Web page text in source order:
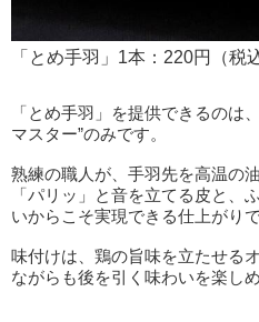
「とめ手羽」1本：220円（税
「とめ手羽」を提供できるのは
マスター”のみです。
熟練の職人が、手羽先を高温の
「パリッ」と音を立てる皮と、
いからこそ実現できる仕上がりで
味付けは、鶏の旨味を立たせる
ながらも後を引く味わいを楽しめ